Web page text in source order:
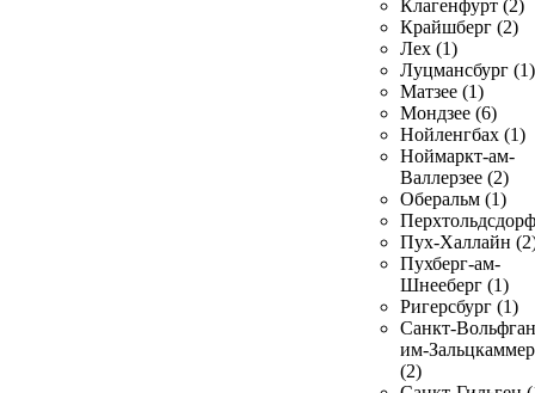
Клагенфурт (2)
Крайшберг (2)
Лех (1)
Луцмансбург (1)
Матзее (1)
Мондзее (6)
Нойленгбах (1)
Ноймаркт-ам-
Валлерзее (2)
Оберальм (1)
Пух-Халлайн
Пухберг-ам-
Шнееберг (1)
Ригерсбург (1)
Санкт-
им-
(2)